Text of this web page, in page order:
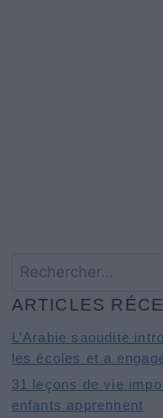
Rechercher :
ARTICLES
L’Arabie saoudite
les écoles et a
31 leçons de vie
enfants apprennent